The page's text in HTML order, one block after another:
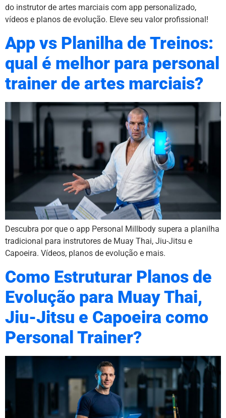
do instrutor de artes marciais com app personalizado,
vídeos e planos de evolução. Eleve seu valor profissional!
App vs Planilha de Treinos:
qual é melhor para personal
trainer de artes marciais?
Descubra por que o app Personal Millbody supera a planilha
tradicional para instrutores de Muay Thai, Jiu-Jitsu e
Capoeira. Vídeos, planos de evolução e mais.
Como Estruturar Planos de
Evolução para Muay Thai,
Jiu-Jitsu e Capoeira como
Personal Trainer?